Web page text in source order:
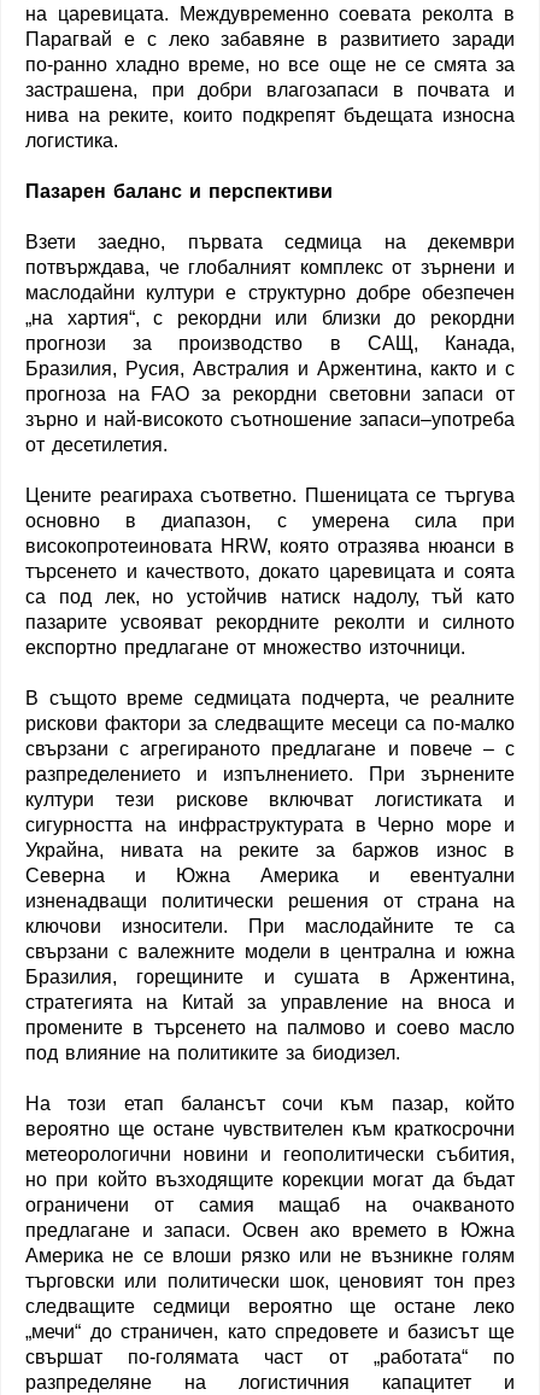
на царевицата. Междувременно соевата реколта в
Парагвай е с леко забавяне в развитието заради
по-ранно хладно време, но все още не се смята за
застрашена, при добри влагозапаси в почвата и
нива на реките, които подкрепят бъдещата износна
логистика.
Пазарен баланс и перспективи
Взети заедно, първата седмица на декември
потвърждава, че глобалният комплекс от зърнени и
маслодайни култури е структурно добре обезпечен
„на хартия“, с рекордни или близки до рекордни
прогнози за производство в САЩ, Канада,
Бразилия, Русия, Австралия и Аржентина, както и с
прогноза на FAO за рекордни световни запаси от
зърно и най-високото съотношение запаси–употреба
от десетилетия.
Цените реагираха съответно. Пшеницата се търгува
основно в диапазон, с умерена сила при
високопротеиновата HRW, която отразява нюанси в
търсенето и качеството, докато царевицата и соята
са под лек, но устойчив натиск надолу, тъй като
пазарите усвояват рекордните реколти и силното
експортно предлагане от множество източници.
В същото време седмицата подчерта, че реалните
рискови фактори за следващите месеци са по-малко
свързани с агрегираното предлагане и повече – с
разпределението и изпълнението. При зърнените
култури тези рискове включват логистиката и
сигурността на инфраструктурата в Черно море и
Украйна, нивата на реките за баржов износ в
Северна и Южна Америка и евентуални
изненадващи политически решения от страна на
ключови износители. При маслодайните те са
свързани с валежните модели в централна и южна
Бразилия, горещините и сушата в Аржентина,
стратегията на Китай за управление на вноса и
промените в търсенето на палмово и соево масло
под влияние на политиките за биодизел.
На този етап балансът сочи към пазар, който
вероятно ще остане чувствителен към краткосрочни
метеорологични новини и геополитически събития,
но при който възходящите корекции могат да бъдат
ограничени от самия мащаб на очакваното
предлагане и запаси. Освен ако времето в Южна
Америка не се влоши рязко или не възникне голям
търговски или политически шок, ценовият тон през
следващите седмици вероятно ще остане леко
„мечи“ до страничен, като спредовете и базисът ще
свършат по-голямата част от „работата“ по
разпределяне на логистичния капацитет и